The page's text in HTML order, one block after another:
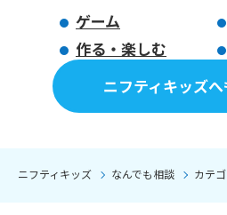
ゲーム
作る・楽しむ
ニフティキッズ
ニフティキッズ なんでも相談 カテ